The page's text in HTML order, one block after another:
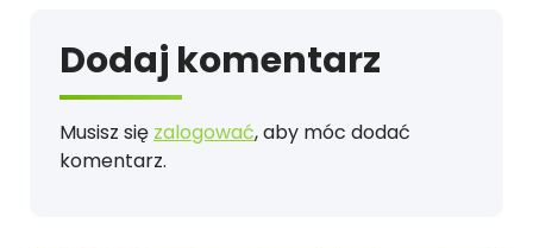
Dodaj komentarz
Musisz się zalogować, aby móc dodać
komentarz.